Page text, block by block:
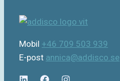
Mobil +46 709 503 939
E-post annica@addisco.se